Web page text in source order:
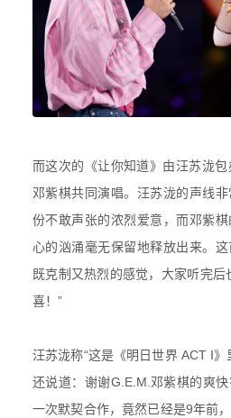
而这次的《让你知道》由汪苏泷
邓紫棋共同演唱。 汪苏泷的声线
份不敢声张的浓烈爱意，而邓紫
心的汹涌毫无保留地释放出来。 这
既克制又热烈的感觉，大家听完后
喜！”
汪苏泷称“这是 《明日世界 ACT I
还说道： 谢谢G.E.M.邓紫棋的爽
一次默契合作，竟然已经是9年前